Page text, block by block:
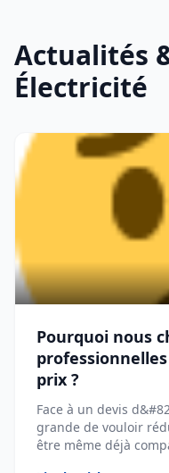
Actualités
Électricité
Pourquoi nous
prix ?
Face à un devis
grande de vouloir
être même déjà